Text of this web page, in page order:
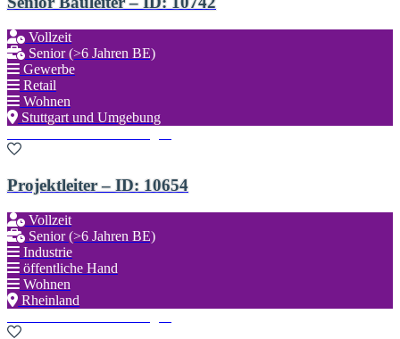
Vollzeit
Senior (>6 Jahren BE)
Gewerbe
Retail
Wohnen
Stuttgart und Umgebung
Projektleiter – ID: 10654
Vollzeit
Senior (>6 Jahren BE)
Industrie
öffentliche Hand
Wohnen
Rheinland